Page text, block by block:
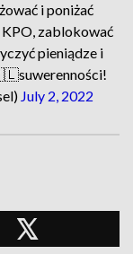
i poniżać
zablokować
pieniądze i
July 2, 2022